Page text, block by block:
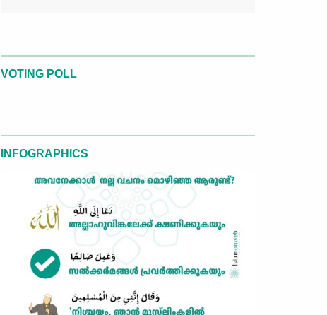
VOTING POLL
INFOGRAPHICS